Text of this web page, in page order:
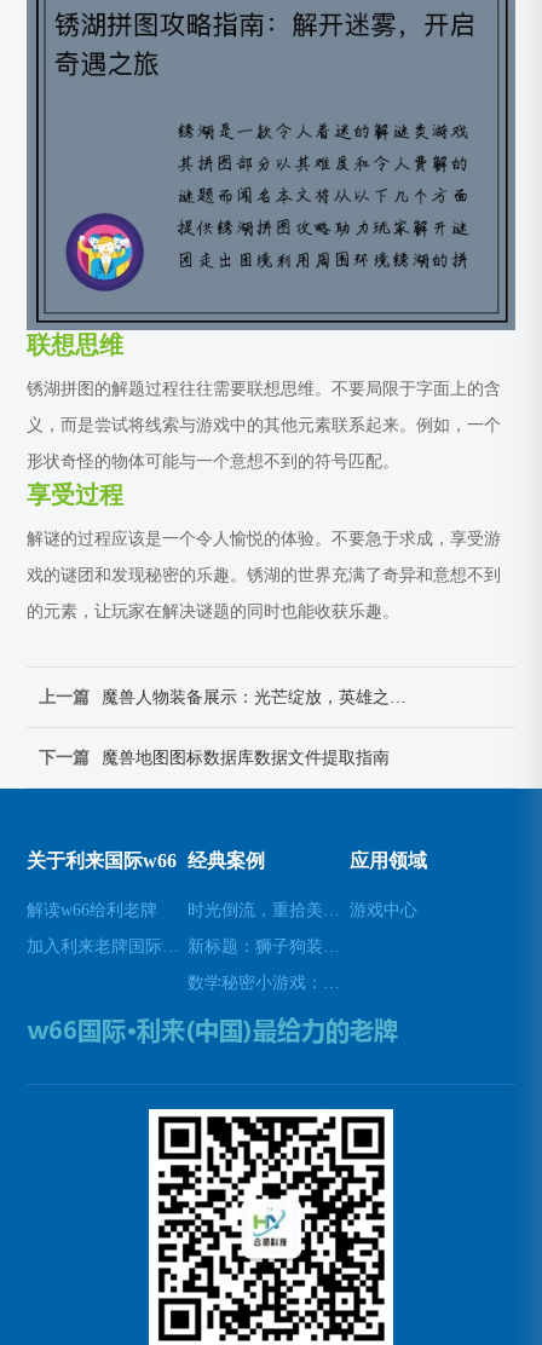
联想思维
锈湖拼图的解题过程往往需要联想思维。不要局限于字面上的含
义，而是尝试将线索与游戏中的其他元素联系起来。例如，一个
形状奇怪的物体可能与一个意想不到的符号匹配。
享受过程
解谜的过程应该是一个令人愉悦的体验。不要急于求成，享受游
戏的谜团和发现秘密的乐趣。锈湖的世界充满了奇异和意想不到
的元素，让玩家在解决谜题的同时也能收获乐趣。
上一篇
下一篇 魔兽地图图标数据库数据文件提取指南
关于利来国际w66
解读w66给利老牌
经典案例 应用领域
游戏中心